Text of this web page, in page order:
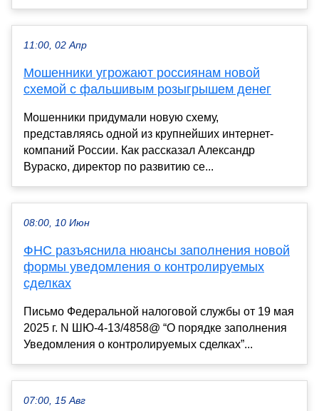
11:00, 02 Апр
Мошенники угрожают россиянам новой
схемой с фальшивым розыгрышем денег
Мошенники придумали новую схему,
представляясь одной из крупнейших интернет-
компаний России. Как рассказал Александр
Вураско, директор по развитию се...
08:00, 10 Июн
ФНС разъяснила нюансы заполнения новой
формы уведомления о контролируемых
сделках
Письмо Федеральной налоговой службы от 19 мая
2025 г. N ШЮ-4-13/4858@ “О порядке заполнения
Уведомления о контролируемых сделках”...
07:00, 15 Авг